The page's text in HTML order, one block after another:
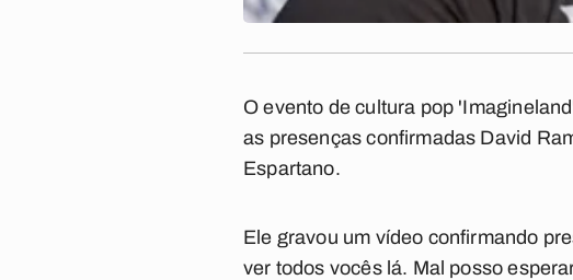
O evento de cultura pop
as presenças confirmadas David
Espartano.
Ele gravou um vídeo confirmando
ver todos vocês lá. Mal posso